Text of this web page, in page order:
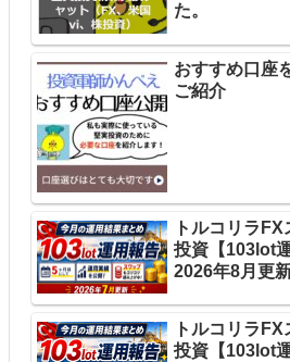
た。
おすすめ口座
ご紹介
トルコリラ
投資【103lot
2026年8月更新
トルコリラ
投資【103lot